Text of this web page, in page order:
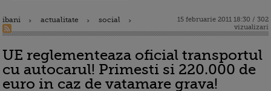
ibani actualitate social
15 februarie 2011 18:30 / 302
vizualizari
UE reglementeaza oficial transportul
cu autocarul! Primesti si 220.000 de
euro in caz de vatamare grava!